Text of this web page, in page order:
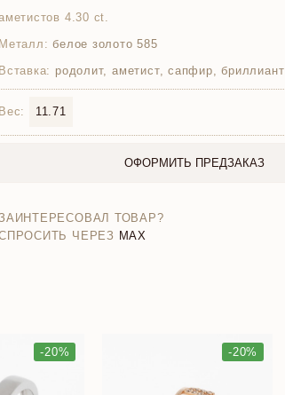
4.30 ct.
Металл: белое золото 585
Вставка: родолит, аметист, сапфир, бриллиант
Вес: 11.71
ОФОРМИТЬ ПРЕДЗАКАЗ
ТОВАР?
ЧЕРЕЗ
MAX
-20% -20%